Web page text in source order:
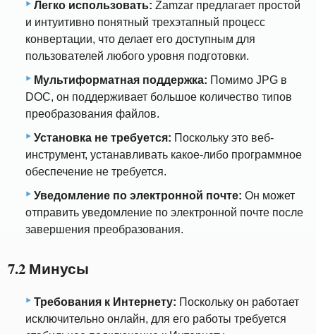
Легко использовать: Zamzar предлагает простой
и интуитивно понятный трехэтапный процесс
конвертации, что делает его доступным для
пользователей любого уровня подготовки.
Мультиформатная поддержка: Помимо JPG в
DOC, он поддерживает большое количество типов
преобразования файлов.
Установка не требуется: Поскольку это веб-
инструмент, устанавливать какое-либо программное
обеспечение не требуется.
Уведомление по электронной почте: Он может
отправить уведомление по электронной почте после
завершения преобразования.
7.2 Минусы
Требования к Интернету: Поскольку он работает
исключительно онлайн, для его работы требуется